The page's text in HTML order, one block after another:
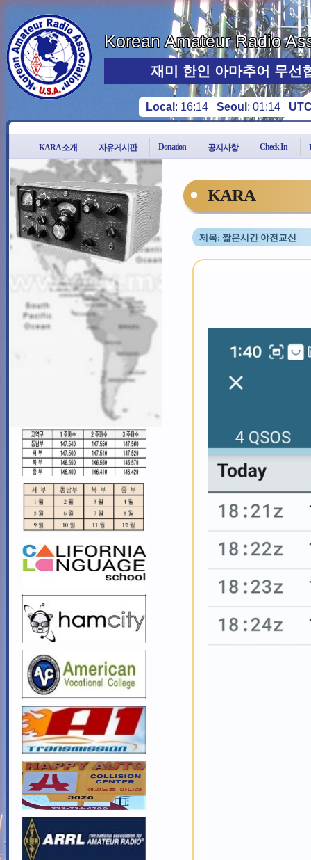
Korean Amateur Radio
재미 한인 아마추어 무선
Local : 16:14 Seoul : 01:14
KARA 소개 자유게시판 Donation 공지사항 Check In
KARA
제목: 짧은시간 야전교신